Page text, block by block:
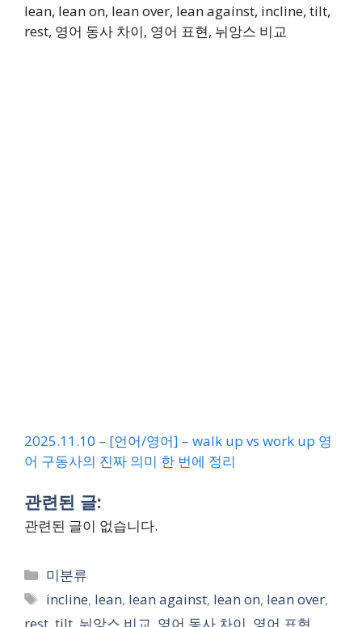
lean, lean on, lean over, lean against, incline, tilt,
rest, 영어 동사 차이, 영어 표현, 뉘앙스 비교
2025.11.10 – [언어/영어] – walk up vs work up 영
어 구동사의 진짜 의미 한 번에 정리
관련된 글:
관련된 글이 없습니다.
Categories
미분류
Tags
incline, lean, lean against, lean on, lean over,